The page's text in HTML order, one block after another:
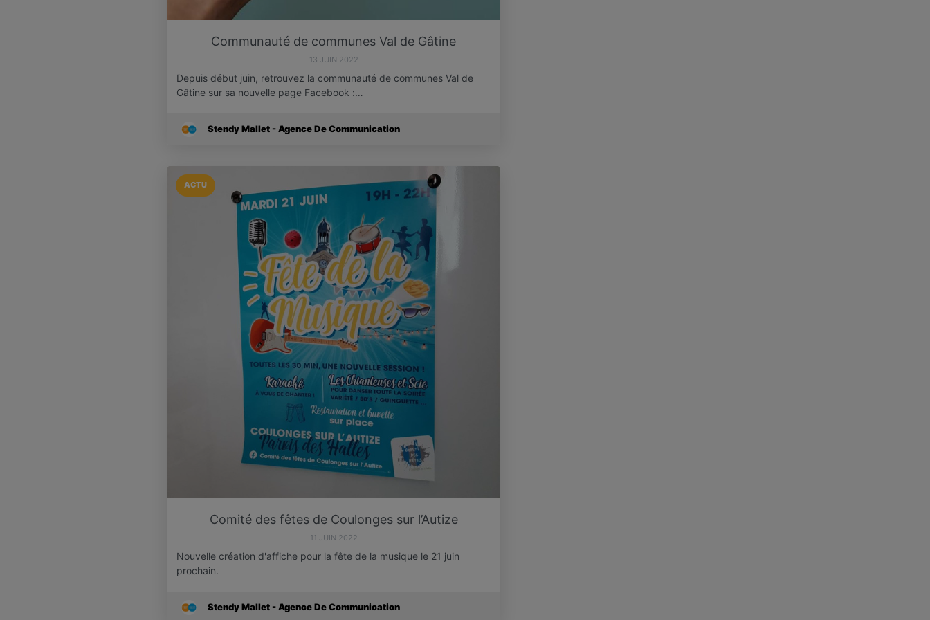
Communauté de communes Val de Gâtine
13 JUIN 2022
Depuis début juin, retrouvez la communauté de communes Val de
Gâtine sur sa nouvelle page Facebook :…
Stendy Mallet - Agence De Communication
ACTU
Comité des fêtes de Coulonges sur l’Autize
11 JUIN 2022
Nouvelle création d'affiche pour la fête de la musique le 21 juin
prochain.
Stendy Mallet - Agence De Communication